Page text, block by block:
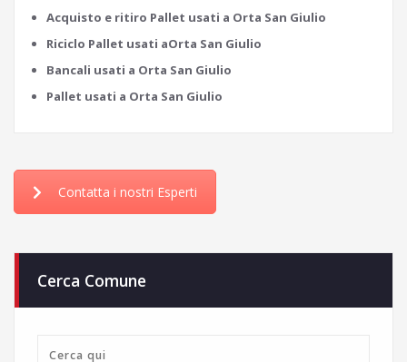
Acquisto e ritiro Pallet usati a Orta San Giulio
Riciclo Pallet usati aOrta San Giulio
Bancali usati a Orta San Giulio
Pallet usati a Orta San Giulio
Contatta i nostri Esperti
Cerca Comune